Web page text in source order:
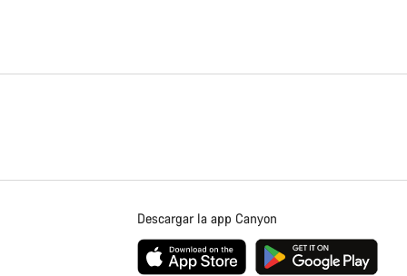
Descargar la app Canyon